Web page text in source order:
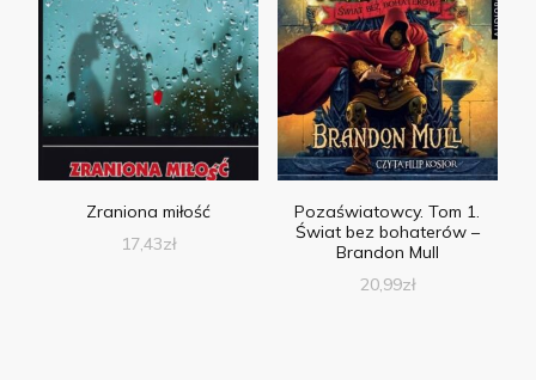
Zraniona miłość
17,43zł
Pozaświatowcy. Tom 1.
Świat bez bohaterów –
Brandon Mull
20,99zł